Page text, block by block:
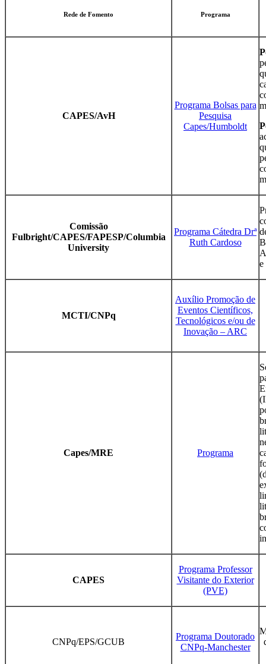
Rede de Fomento Programa
CAPES/AvH
Programa Bolsas para
Pesquisa
Capes/Humboldt
Comissão
Fulbright/CAPES/FAPESP/Columbia
University
Programa Cátedra Drª
Ruth Cardoso
e
MCTI/CNPq
Auxílio Promoção de
Eventos Científicos,
Tecnológicos e/ou de
Inovação – ARC
Capes/MRE Programa
CAPES
Programa Professor
Visitante do Exterior
(PVE)
CNPq/EPS/GCUB
Programa Doutorado
CNPq-Manchester